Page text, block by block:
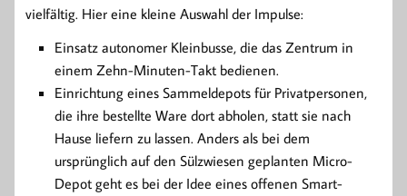
vielfältig. Hier eine kleine Auswahl der Impulse:
Einsatz autonomer Kleinbusse, die das Zentrum in
einem Zehn-Minuten-Takt bedienen.
Einrichtung eines Sammeldepots für Privatpersonen,
die ihre bestellte Ware dort abholen, statt sie nach
Hause liefern zu lassen. Anders als bei dem
ursprünglich auf den Sülzwiesen geplanten Micro-
Depot geht es bei der Idee eines offenen Smart-